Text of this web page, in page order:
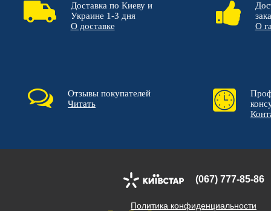
Доставка по Киеву и
Украине 1-3 дня
О доставке
О
Отзывы покупателей
Читать
(067) 777-85-86
Политика конфиденциальности